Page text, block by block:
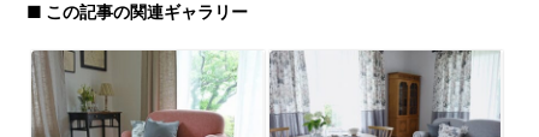
■ この記事の関連ギャラリー